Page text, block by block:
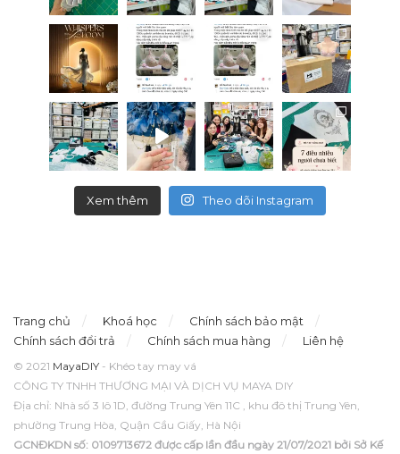
Xem thêm Theo dõi Instagram
Trang chủ Khoá học
Chính sách bảo mật
Chính sách đổi trả
Chính sách mua hàng Liên hệ
© 2021 MayaDIY - Khéo tay may vá
CÔNG TY TNHH THƯƠNG MẠI VÀ DỊCH VỤ MAYA DIY
Địa chỉ: Nhà số 3 lô 1D, đường Trung Yên 11C , khu đô thị Trung Yên,
phường Trung Hòa, Quận Cầu Giấy, Hà Nội
GCNĐKDN số: 0109713672 được cấp lần đầu ngày 21/07/2021 bởi Sở Kế